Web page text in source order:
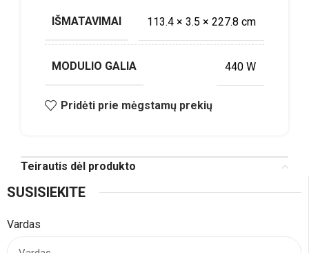
IŠMATAVIMAI 113.4 × 3.5 × 227.8 cm
MODULIO GALIA 440 W
Pridėti prie mėgstamų prekių
Teirautis dėl produkto
SUSISIEKITE
Vardas